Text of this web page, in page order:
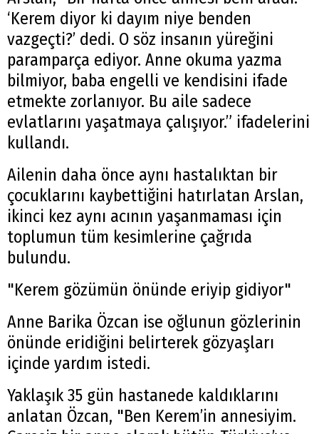
‘Kerem diyor ki dayım niye benden
vazgeçti?’ dedi. O söz insanın yüreğini
paramparça ediyor. Anne okuma yazma
bilmiyor, baba engelli ve kendisini ifade
etmekte zorlanıyor. Bu aile sadece
evlatlarını yaşatmaya çalışıyor.” ifadelerini
kullandı.
Ailenin daha önce aynı hastalıktan bir
çocuklarını kaybettiğini hatırlatan Arslan,
ikinci kez aynı acının yaşanmaması için
toplumun tüm kesimlerine çağrıda
bulundu.
"Kerem gözümün önünde eriyip gidiyor"
Anne Barika Özcan ise oğlunun gözlerinin
önünde eridiğini belirterek gözyaşları
içinde yardım istedi.
Yaklaşık 35 gün hastanede kaldıklarını
anlatan Özcan, "Ben Kerem’in annesiyim.